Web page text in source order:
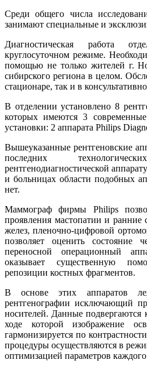
Среди общего числа
занимают специальные и
Диагностическая работа
круглосуточном режиме.
помощью не только жителей г.
сибирского региона в целом.
стационаре, так и в
В отделении установлено 8
которых имеются 3
установки: 2 аппарата Philips
Вышеуказанные рентгеновские
последних
рентгенодиагностической
и больницах области подобных
нет.
Маммограф фирмы Philips
проявления мастопатии и
желез, пленочно-цифровой
позволяет оценить состояние
переносной операционный
оказывает существенную
репозиции костных фрагментов.
В основе этих аппаратов
рентгенографии исключающий
носителей. Данные подвергаются
ходе которой изображение
гармонизируется по
процедуры осуществляются в
оптимизацией параметров